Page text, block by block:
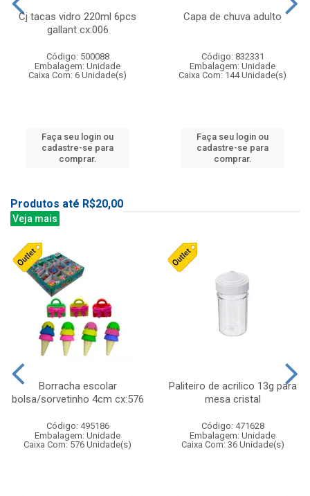
Cj tacas vidro 220ml 6pcs
gallant cx:006
Código: 500088
Embalagem: Unidade
Caixa Com: 6 Unidade(s)
Faça seu login ou
cadastre-se para
comprar.
Capa de chuva adulto
Código: 832331
Embalagem: Unidade
Caixa Com: 144 Unidade(s)
Faça seu login ou
cadastre-se para
comprar.
Produtos até R$20,00
Veja mais
Borracha escolar
bolsa/sorvetinho 4cm cx:576
Código: 495186
Embalagem: Unidade
Caixa Com: 576 Unidade(s)
Paliteiro de acrilico 13g para
mesa cristal
Código: 471628
Embalagem: Unidade
Caixa Com: 36 Unidade(s)